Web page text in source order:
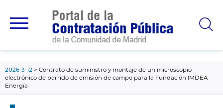
principal
2026-3-12
Contrato de suministro y montaje de un microscopio
electrónico de barrido de emisión de campo para la Fundación IMDEA
Energía